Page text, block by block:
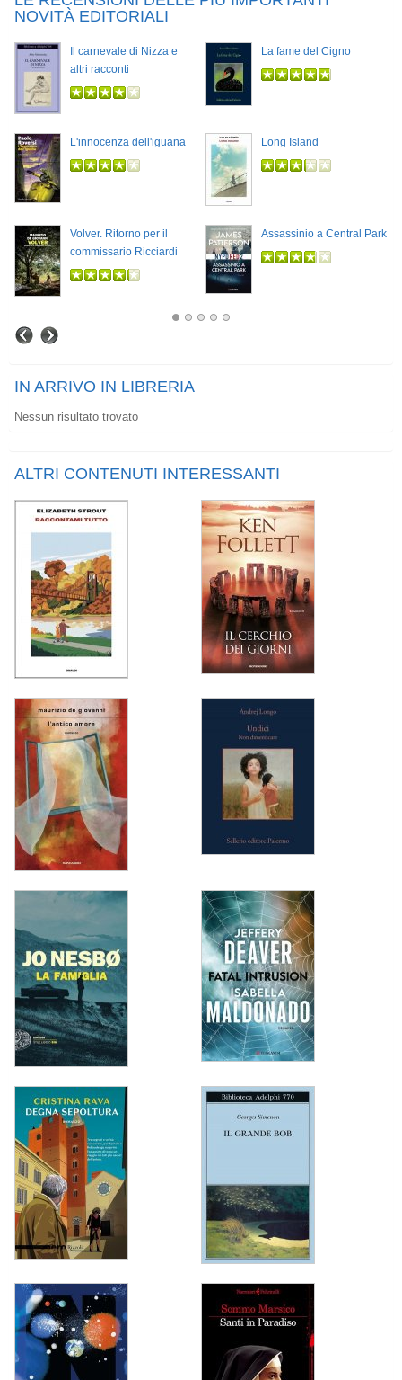
NOVITÀ EDITORIALI
Il carnevale di Nizza e
altri racconti
La fame del Cigno
L'innocenza dell'iguana Long Island
Volver. Ritorno per il
commissario Ricciardi
Assassinio a Central Park
IN ARRIVO IN LIBRERIA
Nessun risultato trovato
ALTRI CONTENUTI INTERESSANTI